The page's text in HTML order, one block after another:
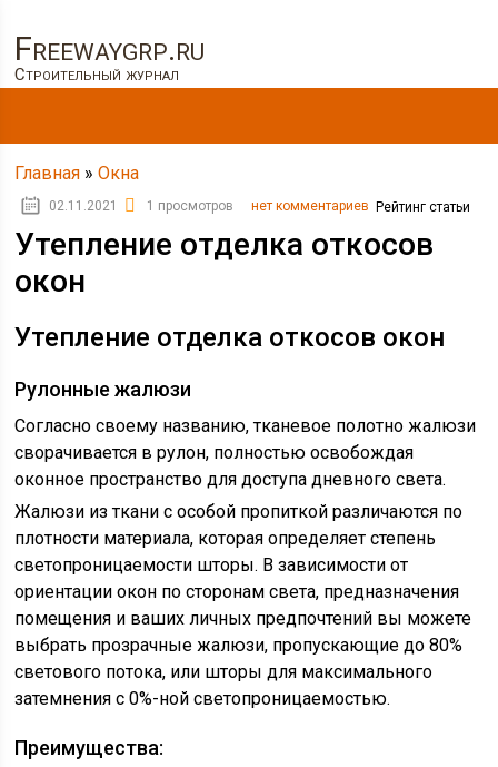
Freewaygrp.ru
Строительный журнал
Главная »Окна
02.11.2021 1 просмотров нет комментариев Рейтинг статьи
Утепление отделка откосов
окон
Утепление отделка откосов окон
Рулонные жалюзи
Согласно своему названию, тканевое полотно жалюзи
сворачивается в рулон, полностью освобождая
оконное пространство для доступа дневного света.
Жалюзи из ткани с особой пропиткой различаются по
плотности материала, которая определяет степень
светопроницаемости шторы. В зависимости от
ориентации окон по сторонам света, предназначения
помещения и ваших личных предпочтений вы можете
выбрать прозрачные жалюзи, пропускающие до 80%
светового потока, или шторы для максимального
затемнения с 0%-ной светопроницаемостью.
Преимущества: